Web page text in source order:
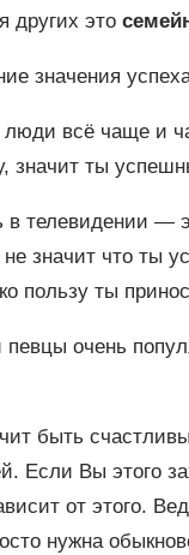
других это
значения
всё чаще и
значит ты
в телевидении —
значит что ты
пользу ты
очень
быть
Если Вы этого
от этого.
нужна